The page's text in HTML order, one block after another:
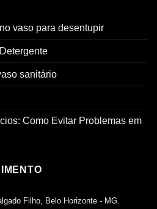
vaso para desentupir
sanitário
Como Evitar Problemas em
Filho, Belo Horizonte - MG.